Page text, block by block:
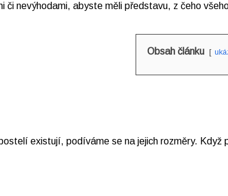
či nevýhodami, abyste měli představu, z čeho
Obsah článku
existují, podíváme se na jejich rozměry.